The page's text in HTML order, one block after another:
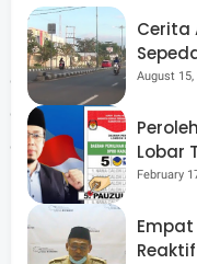
Rohmi menilai
dan Dr. Zul
doa seluruh
berjalan lancar
(*)
Cerita
August 15,
Lobar
February
Reaktif